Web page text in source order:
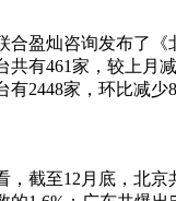
灿咨询发布了《北
共有461家，较上月
2448家，环比减少
至12月底，北京共